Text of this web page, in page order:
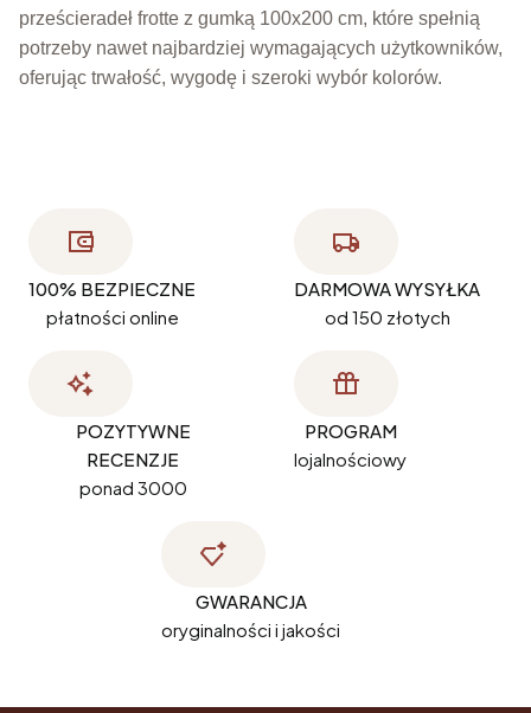
prześcieradeł frotte z gumką 100x200 cm, które spełnią
potrzeby nawet najbardziej wymagających użytkowników,
oferując trwałość, wygodę i szeroki wybór kolorów.
100% BEZPIECZNE
płatności online
DARMOWA WYSYŁKA
od 150 złotych
POZYTYWNE
RECENZJE
ponad 3000
PROGRAM
lojalnościowy
GWARANCJA
oryginalności i jakości